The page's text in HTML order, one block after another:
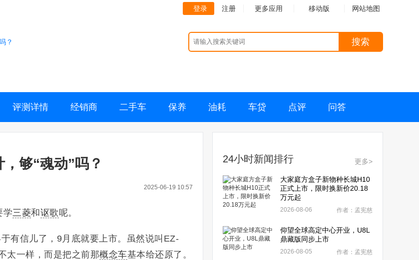
登录 注册 更多应用 移动版 网站地图
？ 搜索
评测详情 经销商 二手车 保养 油耗 车贷 点评 问答
够“魂动”吗？
2025-06-19 10:57
学三菱和讴歌呢。
有信儿了，9月底就要上市。虽然说叫EZ-
太一样，而是把之前那概念车基本给还原了。
24小时新闻排行 更多>
大家庭方盒子新物种长城H10
正式上市，限时换新价20.18
万元起
2026-08-06 作者：孟宪慈
仰望全球高定中心开业，U8L
鼎藏版同步上市
2026-08-05 作者：孟宪慈